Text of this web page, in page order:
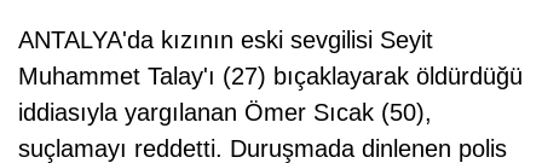
ANTALYA'da kızının eski sevgilisi Seyit
Muhammet Talay'ı (27) bıçaklayarak öldürdüğü
iddiasıyla yargılanan Ömer Sıcak (50),
suçlamayı reddetti. Duruşmada dinlenen polis